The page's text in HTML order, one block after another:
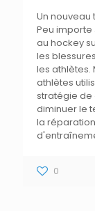
Un nouveau
Peu
au hockey
les
les athlètes.
athlètes
stratégie de
diminuer le
la
0